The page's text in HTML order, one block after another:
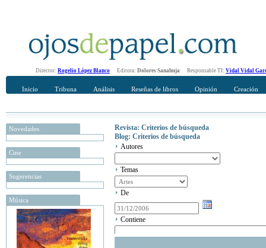
Director: Rogelio López Blanco Editora: Dolores Sanahuja Responsable TI: Vidal Vidal
Inicio Tribuna Análisis Reseñas de libros Opinión Creación
Novedades
Cine
Sugerencias
Música
Revista: Criterios de búsqueda
Blog: Criterios de búsqueda
Autores
Temas
De
Contiene